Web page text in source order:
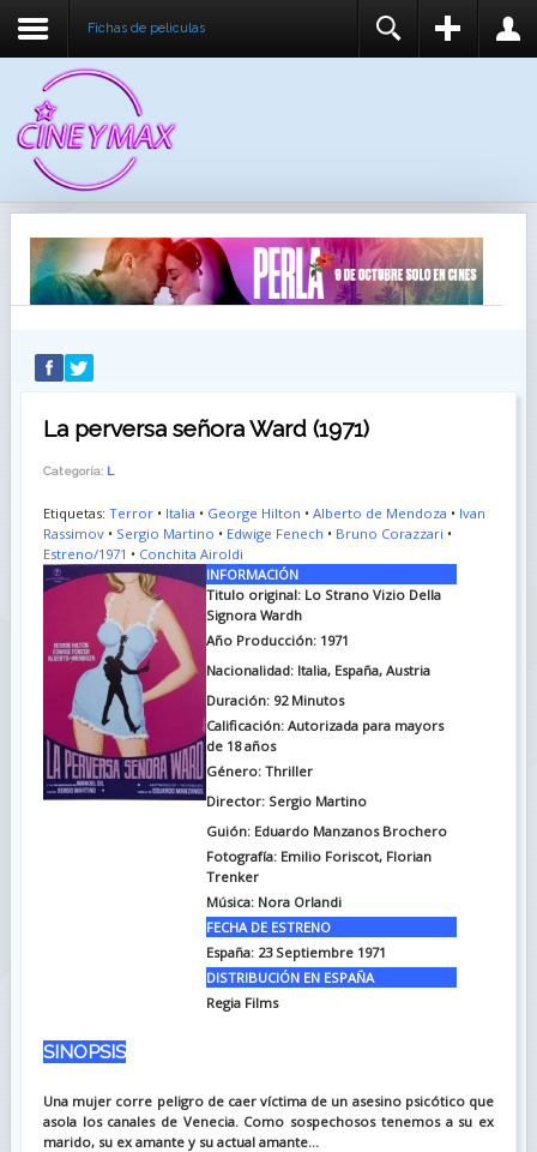
Fichas de peliculas
RECUÉRDEME
IDENTIFICARSE
REGISTER
La perversa señora Ward (1971)
Categoría: L
Etiquetas: Terror• Italia • George Hilton • Alberto de Mendoza • Ivan
Rassimov• Sergio Martino • Edwige Fenech • Bruno Corazzari •
Estreno/1971 • Conchita Airoldi
INFORMACIÓN
Titulo original: Lo Strano Vizio Della
Signora Wardh
Año Producción: 1971
Nacionalidad: Italia, España, Austria
Duración: 92 Minutos
Calificación: Autorizada para mayors
de 18 años
Género: Thriller
Director: Sergio Martino
Guión: Eduardo Manzanos Brochero
Fotografía: Emilio Foriscot, Florian
Trenker
Música: Nora Orlandi
FECHA DE ESTRENO
España: 23 Septiembre 1971
DISTRIBUCIÓN EN ESPAÑA
Regia Films
SINOPSIS
Una mujer corre peligro de caer víctima de un asesino psicótico que
asola los canales de Venecia. Como sospechosos tenemos a su ex
marido, su ex amante y su actual amante...